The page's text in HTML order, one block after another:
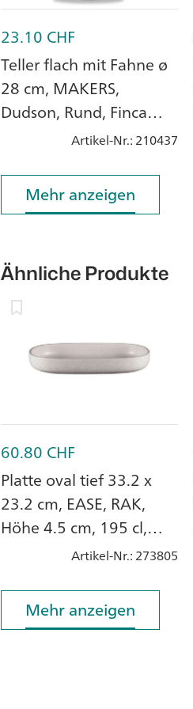
23.10 CHF
Teller flach mit Fahne ø
28 cm, MAKERS,
Dudson, Rund, Finca
Sandstone, Steingut
Artikel-Nr.: 210437
Mehr anzeigen
Mehr anzeigen
Ähnliche Produkte
60.80 CHF
Platte oval tief 33.2 x
23.2 cm, EASE, RAK,
Höhe 4.5 cm, 195 cl,
clay grey, Porzellan
Artikel-Nr.: 273805
Mehr anzeigen
Mehr anzeigen